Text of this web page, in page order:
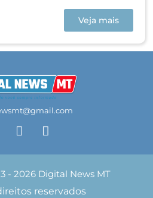
Veja mais
- 2026 Digital News MT
reservados